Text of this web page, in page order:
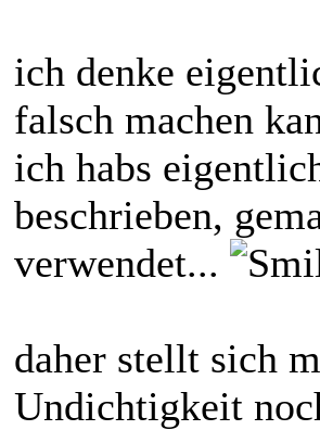
ich denke
falsch machen
ich habs
beschrieben,
verwendet...
daher stellt sich
Undichtigkeit